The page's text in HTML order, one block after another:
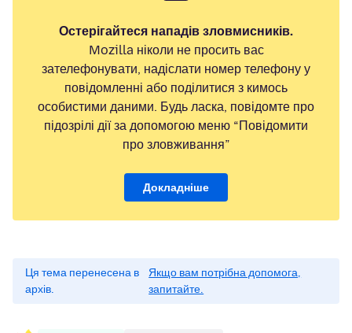
Остерігайтеся нападів зловмисників.
Mozilla ніколи не просить вас
зателефонувати, надіслати номер телефону у
повідомленні або поділитися з кимось
особистими даними. Будь ласка, повідомте про
підозрілі дії за допомогою меню “Повідомити
про зловживання”
Докладніше
Ця тема перенесена в
архів.
Якщо вам потрібна допомога,
запитайте.